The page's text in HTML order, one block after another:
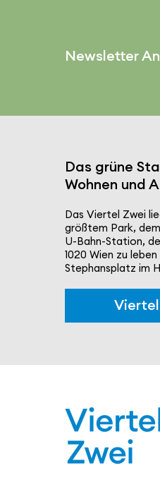
Newsletter
Das grüne
Wohnen und
Das Viertel Zwei
größtem Park,
U-Bahn-Station,
1020 Wien zu
Stephans­platz im